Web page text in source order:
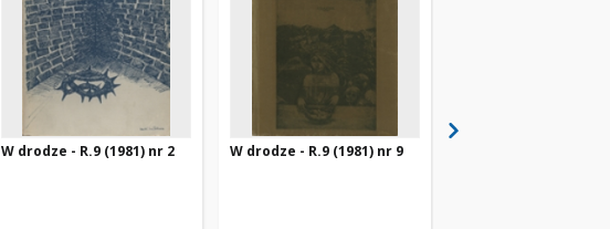
W drodze - R.9 (1981) nr 2 W drodze - R.9 (1981) nr 9